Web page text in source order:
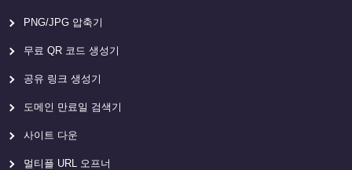
PNG/JPG 압축기
무료 QR 코드 생성기
공유 링크 생성기
도메인 만료일 검색기
사이트 다운
멀티플 URL 오프너